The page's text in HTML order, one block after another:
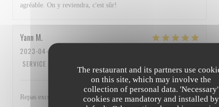
The restaurant and its partners use
on this site, which may involve the
collection of personal data. 'Necessary'
cookies are mandatory and installed by
agréable. On y reviendra, c'est sûr!
Yann M
2023-04-15
SERVICE
Repas excellent et personnel au top Bravo à tous